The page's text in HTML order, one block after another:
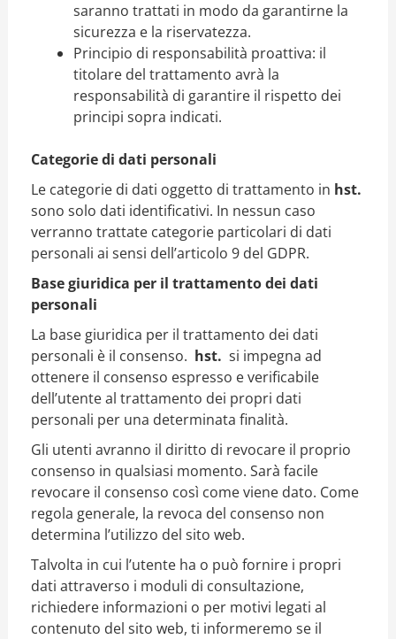
saranno trattati in modo da garantirne la
sicurezza e la riservatezza.
Principio di responsabilità proattiva: il
titolare del trattamento avrà la
responsabilità di garantire il rispetto dei
principi sopra indicati.
Categorie di dati personali
Le categorie di dati oggetto di trattamento in hst.
sono solo dati identificativi. In nessun caso
verranno trattate categorie particolari di dati
personali ai sensi dell’articolo 9 del GDPR.
Base giuridica per il trattamento dei dati
personali
La base giuridica per il trattamento dei dati
personali è il consenso. hst. si impegna ad
ottenere il consenso espresso e verificabile
dell’utente al trattamento dei propri dati
personali per una determinata finalità.
Gli utenti avranno il diritto di revocare il proprio
consenso in qualsiasi momento. Sarà facile
revocare il consenso così come viene dato. Come
regola generale, la revoca del consenso non
determina l’utilizzo del sito web.
Talvolta in cui l’utente ha o può fornire i propri
dati attraverso i moduli di consultazione,
richiedere informazioni o per motivi legati al
contenuto del sito web, ti informeremo se il